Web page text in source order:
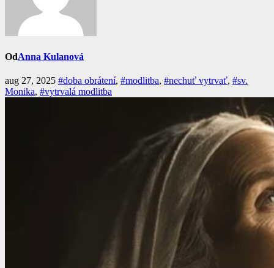
OdAnna Kulanová
aug 27, 2025 #doba obrátení, #modlitba, #nechuť vytrvať, #sv.
Monika, #vytrvalá modlitba